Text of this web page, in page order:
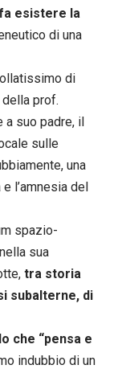
esistere la
di una
di
della prof.
a suo padre, il
sulle
una
e l’amnesia del
spazio-
sua
tra storia
subalterne, di
che “pensa e
indubbio di un